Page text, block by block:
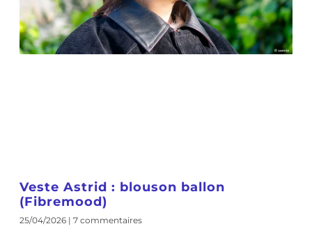
Veste Astrid : blouson ballon
(Fibremood)
25/04/2026 7 commentaires